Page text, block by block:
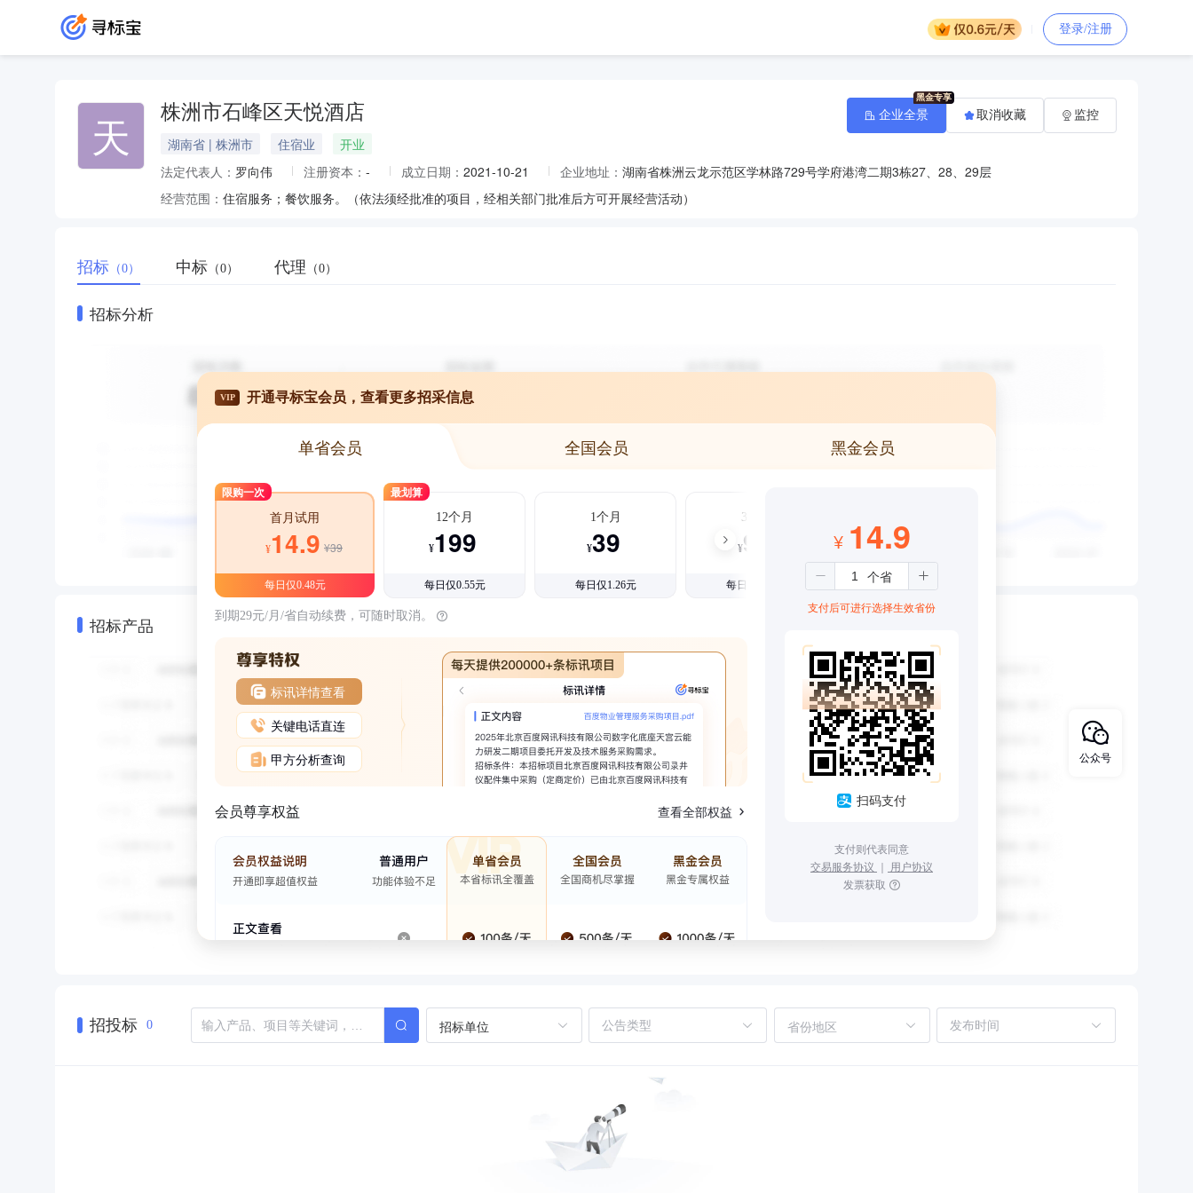
登录/注册
天 株洲市石峰区天悦酒店
湖南省 | 株洲市 住宿业
开业
法定代表人： 罗向伟 注册资本： - 成立日期： 2021-10-21 企业地址： 湖南省株洲云龙示范区学林路729号学府港湾二期3栋27、28、29层
经营范围： 住宿服务；餐饮服务。（依法须经批准的项目，经相关部门批准后方可开展经营活动）
企业全景 取消收藏 监控
招标 （0） 中标 （0） 代理 （0）
招标分析
招标产品
VIP 开通寻标宝会员，查看更多招采信息
单省会员 全国会员 黑金会员
限购一次
首月试用
¥14.9 ¥39
每日仅0.48元
最划算
12个月
¥199
每日仅0.55元
1个月
¥39
每日仅1.26元
3个月
¥99
每日仅1.08元
到期29元/月/省自动续费，可随时取消。
标讯详情查看
关键电话直连
甲方分析查询
会员尊享权益 查看全部权益
¥ 14.9
支付后可进行选择生效省份
扫码支付
支付则代表同意
交易服务协议 ｜ 用户协议
发票获取
招投标 0 招标单位 省份地区
公众号